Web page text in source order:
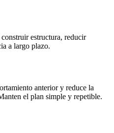
estructura, reducir
a largo plazo.
anterior y reduce la
el plan simple y repetible.